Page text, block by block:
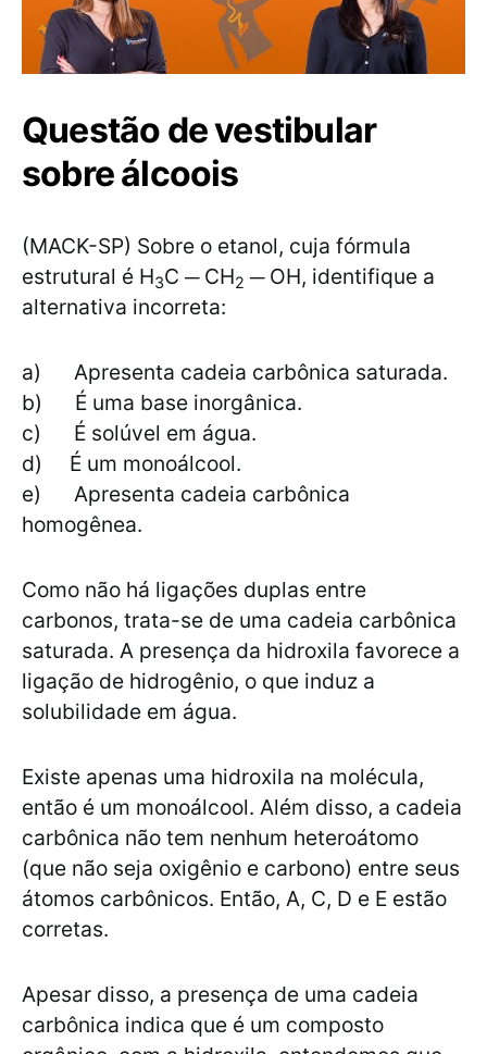
Questão de vestibular
sobre álcoois
(MACK-SP) Sobre o etanol, cuja fórmula
estrutural é H3C ─ CH2 ─ OH, identifique a
alternativa incorreta:
a) Apresenta cadeia carbônica saturada.
b) É uma base inorgânica.
c) É solúvel em água.
d) É um monoálcool.
e) Apresenta cadeia carbônica
homogênea.
Como não há ligações duplas entre
carbonos, trata-se de uma cadeia carbônica
saturada. A presença da hidroxila favorece a
ligação de hidrogênio, o que induz a
solubilidade em água.
Existe apenas uma hidroxila na molécula,
então é um monoálcool. Além disso, a cadeia
carbônica não tem nenhum heteroátomo
(que não seja oxigênio e carbono) entre seus
átomos carbônicos. Então, A, C, D e E estão
corretas.
Apesar disso, a presença de uma cadeia
carbônica indica que é um composto